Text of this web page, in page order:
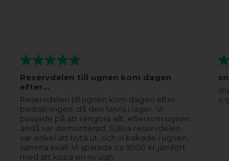
Reservdelen till ugnen kom dagen
efter…
Reservdelen till ugnen kom dagen efter
beställningen, då den fanns i lager. Vi
passade på att rengöra allt, eftersom ugnen
ändå var demonterad. Själva reservdelen
var enkel att byta ut, och vi bakade i ugnen,
samma kväll. Vi sparade ca 5000 kr jämfört
med att köpa en ny ugn.
u